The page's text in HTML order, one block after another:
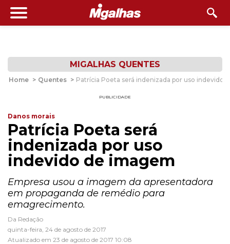
MIGALHAS QUENTES
Home > Quentes > Patrícia Poeta será indenizada por uso indevido
PUBLICIDADE
Danos morais
Patrícia Poeta será
indenizada por uso
indevido de imagem
Empresa usou a imagem da apresentadora
em propaganda de remédio para
emagrecimento.
Da Redação
quinta-feira, 24 de agosto de 2017
Atualizado em 23 de agosto de 2017 10:08